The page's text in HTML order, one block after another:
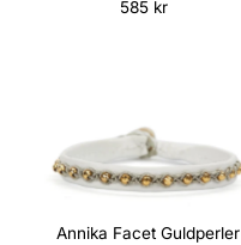
Normalpris
585 kr
Annika Facet Guldperler